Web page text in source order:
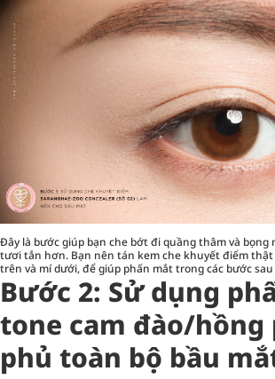
Đây là bước giúp bạn che bớt đi quầng thâm và bọng
tươi tắn hơn. Bạn nên tán kem che khuyết điểm thật
trên và mí dưới, để giúp phấn mắt trong các bước
Bước 2: Sử dụng
tone cam đào/hồng
phủ toàn bộ bầu